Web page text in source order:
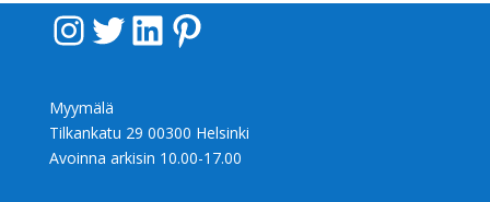
InstagramTwitter LinkedIn Pinterest
Myymälä
Tilkankatu 29 00300 Helsinki
Avoinna arkisin 10.00-17.00